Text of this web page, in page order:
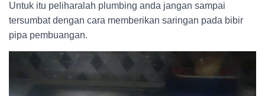
Untuk itu peliharalah plumbing anda jangan sampai
tersumbat dengan cara memberikan saringan pada bibir
pipa pembuangan.